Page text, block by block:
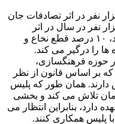
کرد: متاسفانه در سال، ۲۰ هزار نفر در اثر تصادفات جان
از دست می دهند و حدود ۵۰۰ هزار نفر در سال در اثر
تصادفات مصدوم می شوند. از این تعداد، ۱۰ درصد قطع نخاع و
را درگیر می کند.
حوزه فرهنگسازی،
بر اساس قانون از نظر
نقش دارند. همان طور که پلیس
تلاش می کند و بخشی
دارد، بنابراین انتظار می
پلیس همکاری کنند.